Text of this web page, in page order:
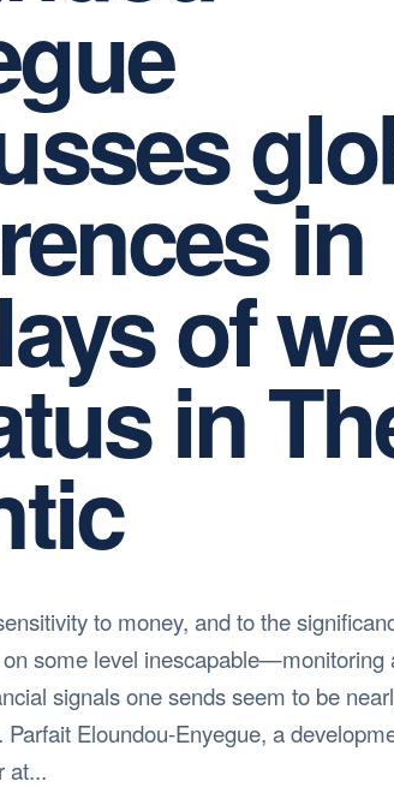
in
of
in
to money, and to the
some level inescapable—monitoring
signals one sends seem to be
Eloundou-Enyegue, a
at...